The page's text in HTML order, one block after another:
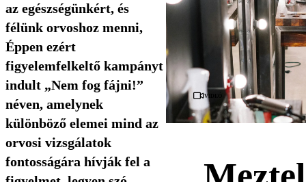
az egészségünkért, és
félünk orvoshoz menni,
Éppen ezért
figyelemfelkeltő kampányt
indult „Nem fog fájni!”
néven, amelynek
különböző elemei mind az
orvosi vizsgálatok
fontosságára hívják fel a
Videó